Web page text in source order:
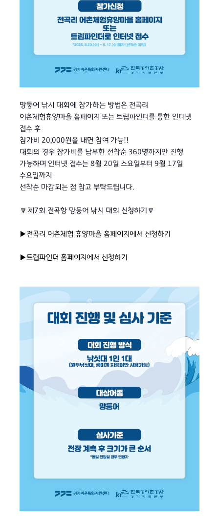
망둥어 낚시 대회에 참가하는 방법은 전곡리
어촌체험휴양마을 홈페이지 또는 트립파인더를 통한 인터넷
접수 후
참가비 20,000원을 내면 참여 가능!!
대회의 경우 참가비를 납부한 선착순 360명까지만 진행
가능하며 인터넷 접수는 8월 20일 스요일부터 9월 17일
수요일까지
선착순 마감되는 점 참고 부탁드립니다.
🔽제7회 전곡항 망둥어 낚시 대회 신청하기🔽
▶전곡리 어촌체험 휴양마을 홈페이지에서 신청하기
▶트립파인더 홈페이지에서 신청하기